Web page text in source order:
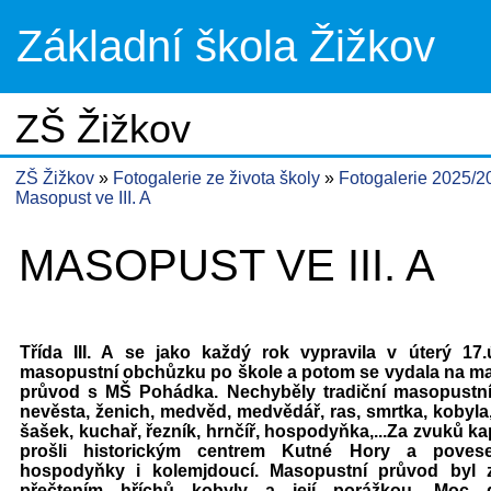
Základní škola Žižkov
ZŠ Žižkov
ZŠ Žižkov Fotogalerie ze života školy
Fotogalerie 2025/
Masopust ve III. A
MASOPUST VE III. A
Třída III. A se jako každý rok vypravila v úterý
masopustní obchůzku po škole a potom se vydala na
průvod s MŠ Pohádka. Nechyběly tradiční
nevěsta, ženich, medvěd, medvědář, ras, smrtka,
šašek, kuchař, řezník, hrnčíř, hospodyňka,...Za zvuků
prošli historickým centrem Kutné Hory a
hospodyňky i kolemjdoucí. Masopustní průvod byl